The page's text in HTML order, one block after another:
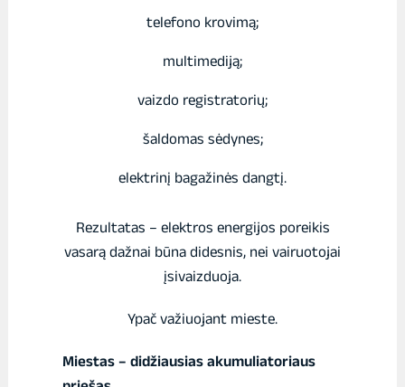
telefono krovimą;
multimediją;
vaizdo registratorių;
šaldomas sėdynes;
elektrinį bagažinės dangtį.
Rezultatas – elektros energijos poreikis
vasarą dažnai būna didesnis, nei vairuotojai
įsivaizduoja.
Ypač važiuojant mieste.
Miestas – didžiausias akumuliatoriaus